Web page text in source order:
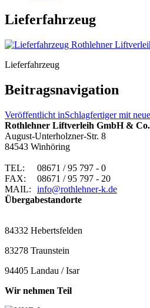
Lieferfahrzeug
Lieferfahrzeug
Beitragsnavigation
Veröffentlicht inSchlagfertiger mit
Rothlehner Liftverleih GmbH &
August-Unterholzner-Str. 8
84543 Winhöring
TEL:
08671 / 95 797 - 0
FAX:
08671 / 95 797 - 20
MAIL:
info@rothlehner-k.de
Übergabestandorte
84332 Hebertsfelden
83278 Traunstein
94405 Landau / Isar
Wir nehmen Teil